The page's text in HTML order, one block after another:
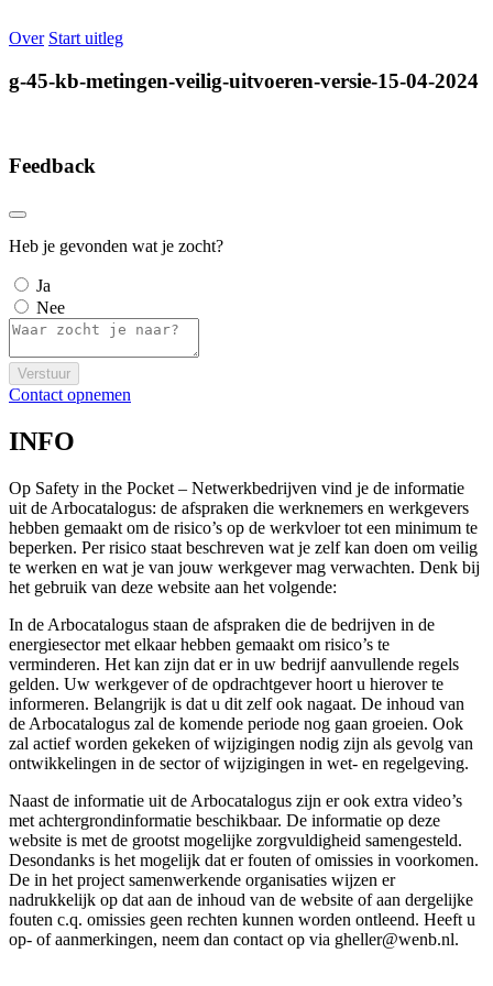
Over Start uitleg
g-45-kb-metingen-veilig-uitvoeren-versie-15-04-2024
Feedback
Heb je gevonden wat je zocht?
Ja
Nee
Verstuur
Contact opnemen
INFO
Op Safety in the Pocket – Netwerkbedrijven vind je de informatie
uit de Arbocatalogus: de afspraken die werknemers en werkgevers
hebben gemaakt om de risico’s op de werkvloer tot een minimum te
beperken. Per risico staat beschreven wat je zelf kan doen om veilig
te werken en wat je van jouw werkgever mag verwachten. Denk bij
het gebruik van deze website aan het volgende:
In de Arbocatalogus staan de afspraken die de bedrijven in de
energiesector met elkaar hebben gemaakt om risico’s te
verminderen. Het kan zijn dat er in uw bedrijf aanvullende regels
gelden. Uw werkgever of de opdrachtgever hoort u hierover te
informeren. Belangrijk is dat u dit zelf ook nagaat. De inhoud van
de Arbocatalogus zal de komende periode nog gaan groeien. Ook
zal actief worden gekeken of wijzigingen nodig zijn als gevolg van
ontwikkelingen in de sector of wijzigingen in wet- en regelgeving.
Naast de informatie uit de Arbocatalogus zijn er ook extra video’s
met achtergrondinformatie beschikbaar. De informatie op deze
website is met de grootst mogelijke zorgvuldigheid samengesteld.
Desondanks is het mogelijk dat er fouten of omissies in voorkomen.
De in het project samenwerkende organisaties wijzen er
nadrukkelijk op dat aan de inhoud van de website of aan dergelijke
fouten c.q. omissies geen rechten kunnen worden ontleend. Heeft u
op- of aanmerkingen, neem dan contact op via gheller@wenb.nl.